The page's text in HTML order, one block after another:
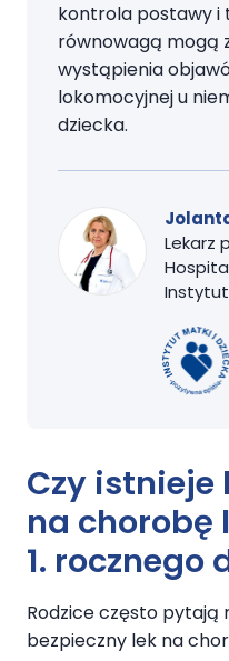
kontrola postawy i
równowagą mogą
wystąpienia
lokomocyjnej u
dziecka.
Lekarz
Instytut
Czy istnieje
na chorobę
1. rocznego
Rodzice często pytają
bezpieczny lek na